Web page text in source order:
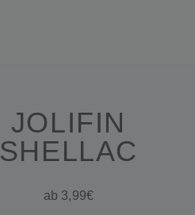
JOLIFIN
SHELLAC
ab 3,99€